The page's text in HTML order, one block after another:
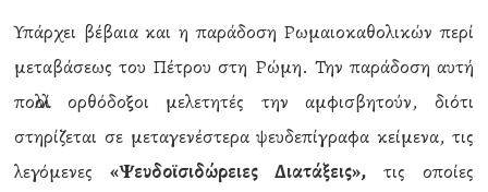
Υπάρχει βέβαια και η παράδοση Ρωμαιοκαθολικών περί
μεταβάσεως του Πέτρου στη Ρώμη. Την παράδοση αυτή
πολλοί ορθόδοξοι μελετητές την αμφισβητούν, διότι
στηρίζεται σε μεταγενέστερα ψευδεπίγραφα κείμενα, τις
λεγόμενες«Ψευδοϊσιδώρειες Διατάξεις», τις οποίες